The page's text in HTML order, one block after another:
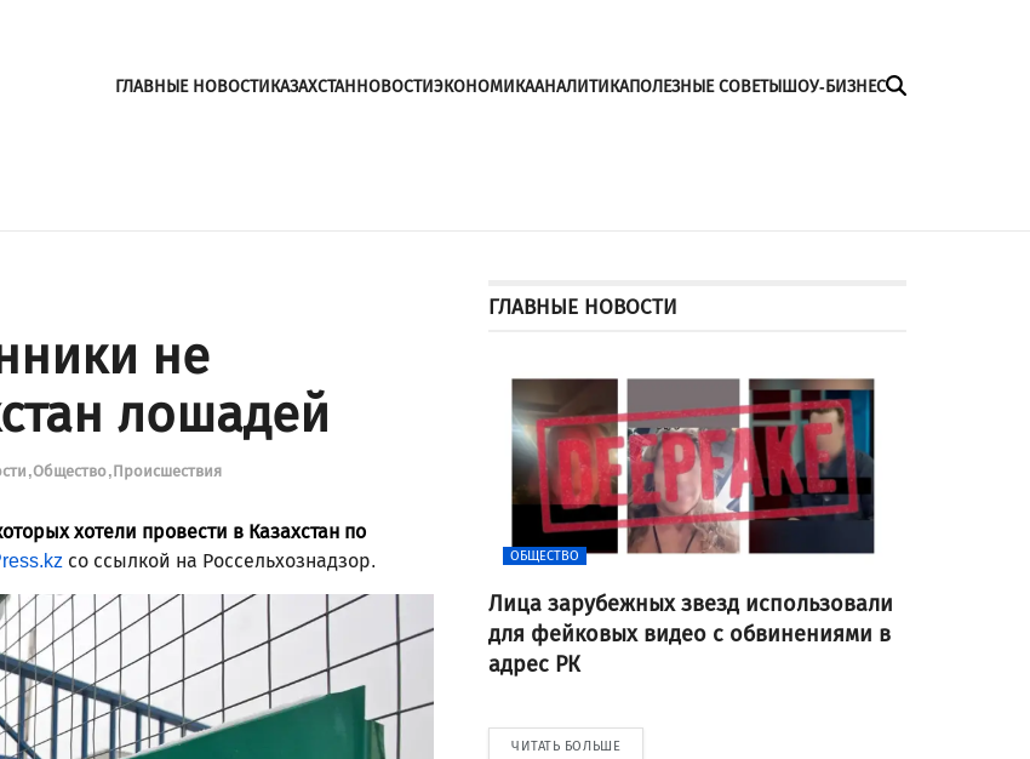
ГЛАВНЫЕ НОВОСТИКАЗАХСТАННОВОСТИЭКОНОМИКААНАЛИТИКАПОЛЕЗНЫЕ СОВЕТЫШОУ-БИЗНЕС
не
лошадей
Общество Происшествия
хотели провести в Казахстан по
со ссылкой на Россельхознадзор.
ГЛАВНЫЕ НОВОСТИ
ОБЩЕСТВО
Лица зарубежных звезд использовали
для фейковых видео с обвинениями в
адрес РК
ЧИТАТЬ БОЛЬШЕ